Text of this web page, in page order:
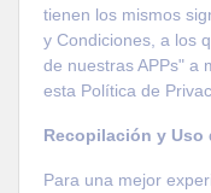
tienen los mismos
y Condiciones, a los
de nuestras APPs" a
esta Política de
Recopilación y Uso
Para una mejor